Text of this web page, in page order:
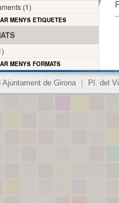
(1)
MENYS ETIQUETES
MENYS FORMATS
de Girona Pl. del